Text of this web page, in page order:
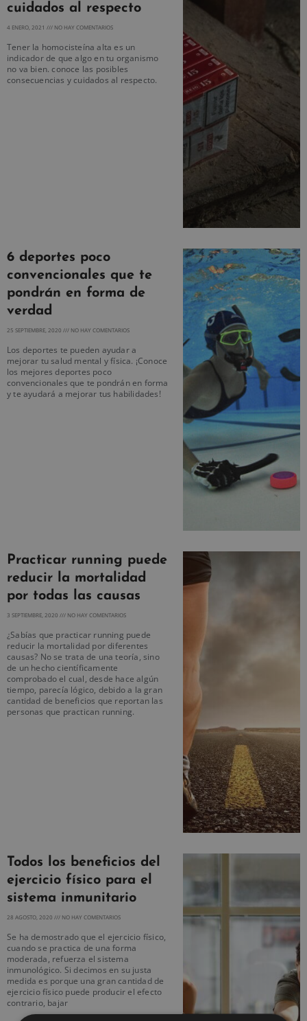
cuidados al respecto
4 ENERO, 2021 NO HAY COMENTARIOS
Tener la homocisteína alta es un
indicador de que algo en tu organismo
no va bien. conoce las posibles
consecuencias y cuidados al respecto.
6 deportes poco
convencionales que te
pondrán en forma de
verdad
25 SEPTIEMBRE, 2020 NO HAY COMENTARIOS
Los deportes te pueden ayudar a
mejorar tu salud mental y física. ¡Conoce
los mejores deportes poco
convencionales que te pondrán en forma
y te ayudará a mejorar tus habilidades!
Practicar running puede
reducir la mortalidad
por todas las causas
3 SEPTIEMBRE, 2020 NO HAY COMENTARIOS
¿Sabías que practicar running puede
reducir la mortalidad por diferentes
causas? No se trata de una teoría, sino
de un hecho científicamente
comprobado el cual, desde hace algún
tiempo, parecía lógico, debido a la gran
cantidad de beneficios que reportan las
personas que practican running.
Todos los beneficios del
ejercicio físico para el
sistema inmunitario
28 AGOSTO, 2020 NO HAY COMENTARIOS
Se ha demostrado que el ejercicio físico,
cuando se practica de una forma
moderada, refuerza el sistema
inmunológico. Si decimos en su justa
medida es porque una gran cantidad de
ejercicio físico puede producir el efecto
contrario, bajar